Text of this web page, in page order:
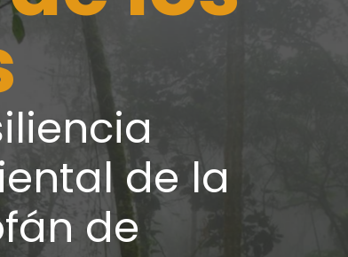
de la
de